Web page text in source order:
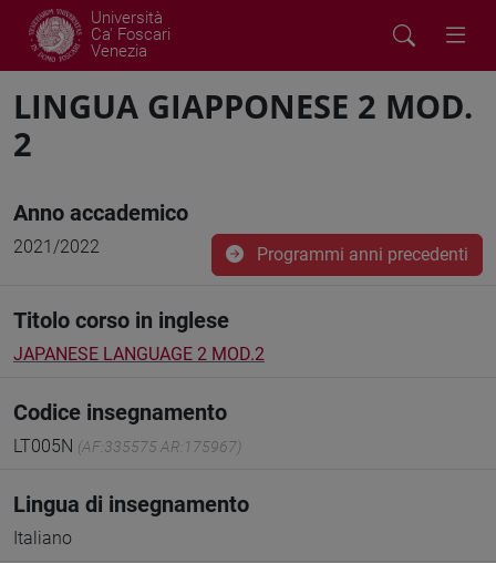
Università
Ca' Foscari
Venezia
LINGUA GIAPPONESE 2 MOD.
2
Anno accademico
2021/2022 Programmi anni precedenti
Titolo corso in inglese
JAPANESE LANGUAGE 2 MOD.2
Codice insegnamento
LT005N (AF:335575 AR:175967)
Lingua di insegnamento
Italiano